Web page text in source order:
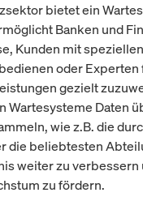
bietet ein
Banken und
Kunden mit
oder
gezielt
Wartesysteme Daten
wie z.B. die
die beliebtesten
weiter zu verbessern
zu fördern.